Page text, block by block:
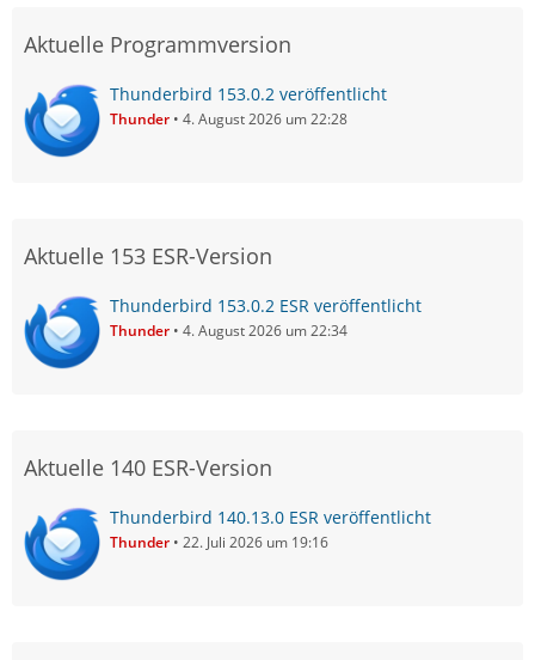
Aktuelle Programmversion
Thunderbird 153.0.2 veröffentlicht
Thunder 4. August 2026 um 22:28
Aktuelle 153 ESR-Version
Thunderbird 153.0.2 ESR veröffentlicht
Thunder 4. August 2026 um 22:34
Aktuelle 140 ESR-Version
Thunderbird 140.13.0 ESR veröffentlicht
Thunder 22. Juli 2026 um 19:16